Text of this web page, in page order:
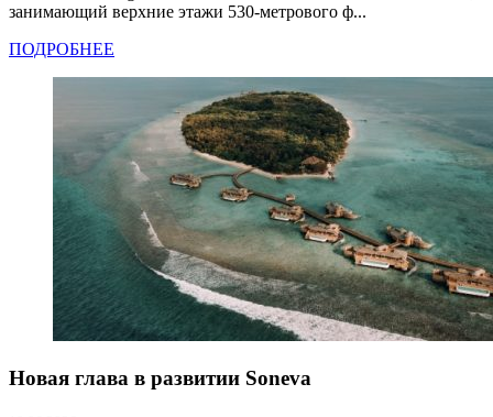
занимающий верхние этажи 530-метрового ф...
ПОДРОБНЕЕ
Новая глава в развитии Soneva